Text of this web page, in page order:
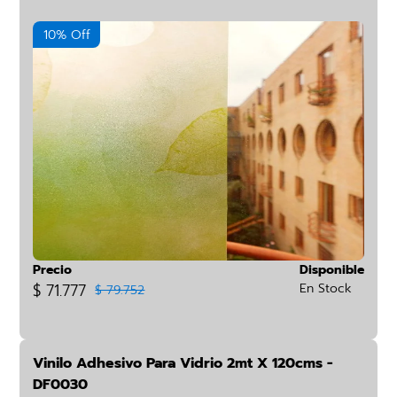
10% Off
Precio
$ 71.777 $ 79.752
Disponible
En Stock
Vinilo Adhesivo Para Vidrio 2mt X 120cms -
DF0030